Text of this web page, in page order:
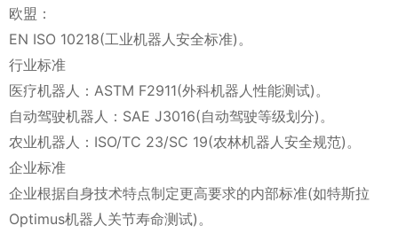
欧盟：
EN ISO 10218(工业机器人安全标准)。
行业标准
医疗机器人：ASTM F2911(外科机器人性能测试)。
自动驾驶机器人：SAE J3016(自动驾驶等级划分)。
农业机器人：ISO/TC 23/SC 19(农林机器人安全规范)。
企业标准
企业根据自身技术特点制定更高要求的内部标准(如特斯拉
Optimus机器人关节寿命测试)。